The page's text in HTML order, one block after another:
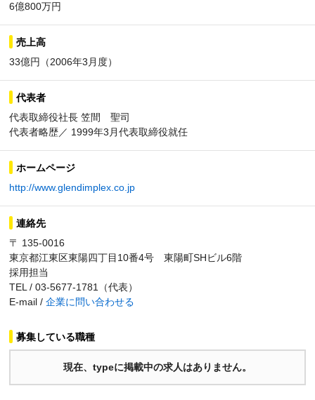
6億800万円
売上高
33億円（2006年3月度）
代表者
代表取締役社長 笠間 聖司
代表者略歴／ 1999年3月代表取締役就任
ホームページ
http://www.glendimplex.co.jp
連絡先
〒 135-0016
東京都江東区東陽四丁目10番4号 東陽町SHビル6階
採用担当
TEL / 03-5677-1781（代表）
E-mail / 企業に問い合わせる
募集している職種
現在、typeに掲載中の求人はありません。